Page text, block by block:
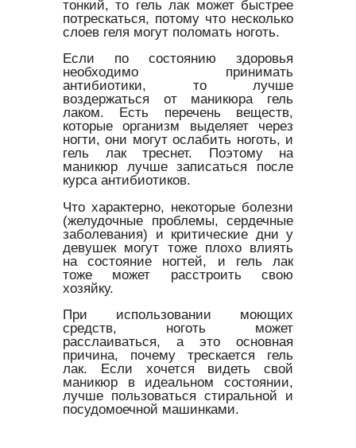
тонкий, то гель лак может быстрее
потрескаться, потому что несколько
слоев геля могут поломать ноготь.
Если по состоянию здоровья
необходимо принимать
антибиотики, то лучше
воздержаться от маникюра гель
лаком. Есть перечень веществ,
которые организм выделяет через
ногти, они могут ослабить ноготь, и
гель лак треснет. Поэтому на
маникюр лучше записаться после
курса антибиотиков.
Что характерно, некоторые болезни
(желудочные проблемы, сердечные
заболевания) и критические дни у
девушек могут тоже плохо влиять
на состояние ногтей, и гель лак
тоже может расстроить свою
хозяйку.
При использовании моющих
средств, ноготь может
расслаиваться, а это основная
причина, почему трескается гель
лак. Если хочется видеть свой
маникюр в идеальном состоянии,
лучше пользоваться стиральной и
посудомоечной машинками.